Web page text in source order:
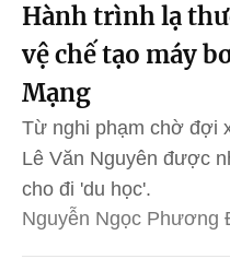
Hành trình lạ
vệ chế tạo máy
Mạng
Từ nghi phạm chờ đợi
Lê Văn Nguyên được
cho đi 'du học'.
Nguyễn Ngọc Phương